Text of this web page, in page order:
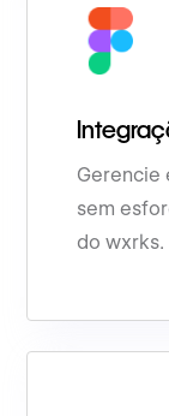
Gerencie
sem
do wxrks.